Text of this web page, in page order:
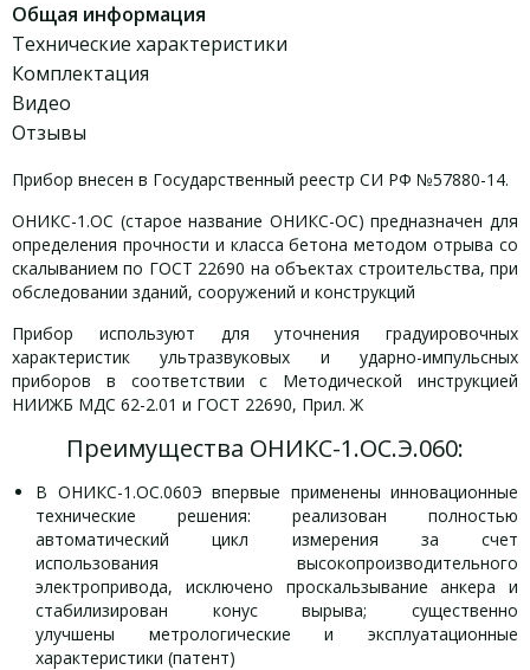
Общая информация
Технические характеристики
Комплектация
Видео
Отзывы
Прибор внесен в Государственный реестр СИ РФ №57880-14.
ОНИКС-1.ОС (старое название ОНИКС-ОС) предназначен для
определения прочности и класса бетона методом отрыва со
скалыванием по ГОСТ 22690 на объектах строительства, при
обследовании зданий, сооружений и конструкций
Прибор используют для уточнения градуировочных
характеристик ультразвуковых и ударно-импульсных
приборов в соответствии с Методической инструкцией
НИИЖБ МДС 62-2.01 и ГОСТ 22690, Прил. Ж
Преимущества ОНИКС-1.ОС.Э.060:
В ОНИКС-1.ОС.060Э впервые применены инновационные
технические решения: реализован полностью
автоматический цикл измерения за счет
использования высокопроизводительного
электропривода, исключено проскальзывание анкера и
стабилизирован конус вырыва; существенно
улучшены метрологические и эксплуатационные
характеристики (патент)